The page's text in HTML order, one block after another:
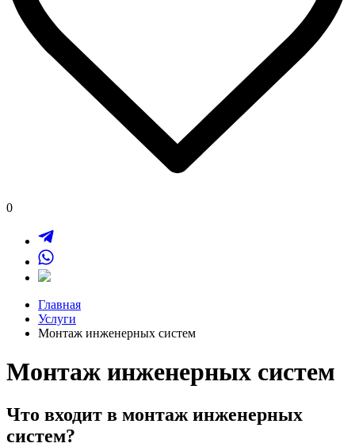
0
Главная
Услуги
Монтаж инженерных систем
Монтаж инженерных систем
Что входит в монтаж инженерных
систем?